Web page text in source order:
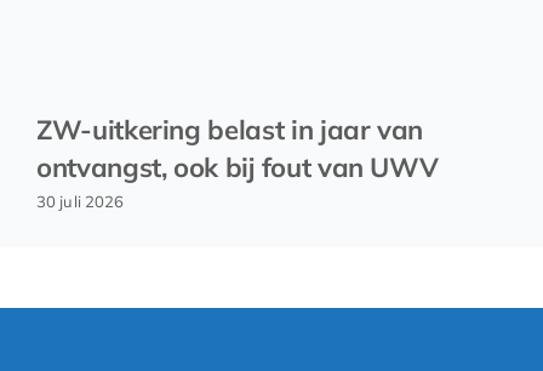
ZW-uitkering belast in jaar van
ontvangst, ook bij fout van UWV
30 juli 2026